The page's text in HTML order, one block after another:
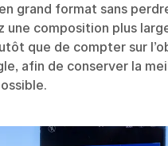
grand format sans
une composition plus
que de compter sur
afin de conserver la